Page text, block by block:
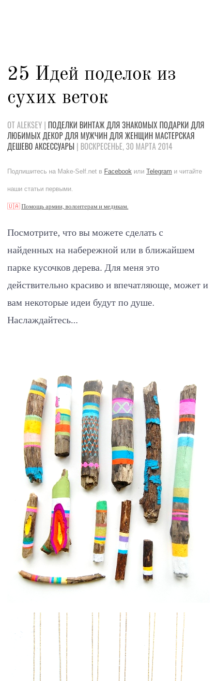
25 Идей поделок из
сухих веток
ОТ ALEKSEY | ПОДЕЛКИ ВИНТАЖДЛЯ ЗНАКОМЫХ ПОДАРКИ ДЛЯ
ЛЮБИМЫХДЕКОРДЛЯ МУЖЧИН ДЛЯ ЖЕНЩИН МАСТЕРСКАЯ
ДЕШЕВО АКСЕССУАРЫ | ВОСКРЕСЕНЬЕ, 30 МАРТА 2014
Подпишитесь на Make-Self.net в Facebook или Telegram и читайте
наши статьи первыми.
🇺🇦Помощь армии, волонтерам и медикам.
Посмотрите, что вы можете сделать с
найденных на набережной или в ближайшем
парке кусочков дерева. Для меня это
действительно красиво и впечатляюще, может и
вам некоторые идеи будут по душе.
Наслаждайтесь...